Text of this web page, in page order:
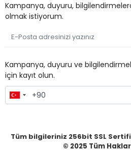
Kampanya, duyuru,
olmak istiyorum.
Kampanya, duyuru ve
için kayıt olun.
Tüm bilgileriniz 256bit SSL
© 2025 Tüm